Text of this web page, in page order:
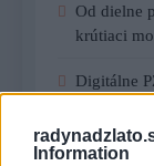
Information
Od dielne
krútiaci
Digitálne
Kúzlo